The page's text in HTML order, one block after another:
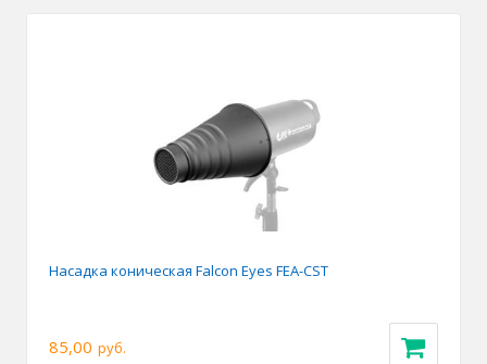
Насадка коническая Falcon Eyes FEA-CST
85,00 руб.